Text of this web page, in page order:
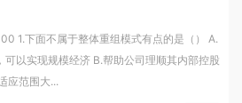
1.下面不属于整体重组模式有点的是（） A.
以实现规模经济 B.帮助公司理顺其内部控股
应范围大...